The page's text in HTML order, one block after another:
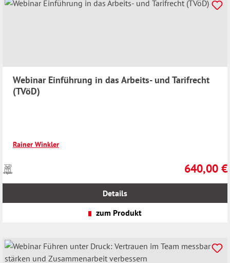
Webinar Einführung in das Arbeits- und Tarifrecht
(TVöD)
Rainer Winkler
Regulärer
640,00 €
Preise
inkl.
Details
zum Produkt